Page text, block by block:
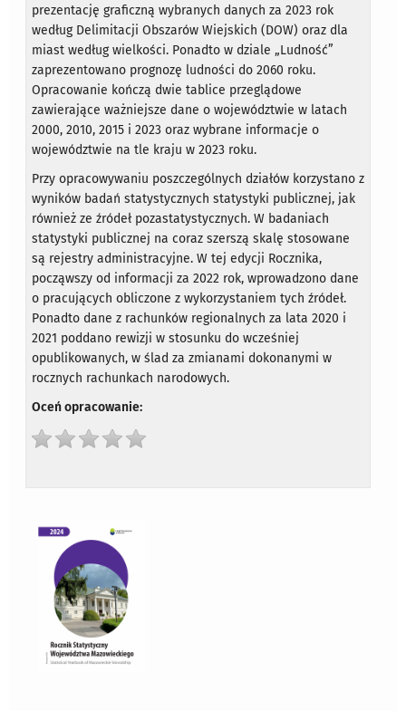
prezentację graficzną wybranych danych za 2023 rok
według Delimitacji Obszarów Wiejskich (DOW) oraz dla
miast według wielkości. Ponadto w dziale „Ludność”
zaprezentowano prognozę ludności do 2060 roku.
Opracowanie kończą dwie tablice przeglądowe
zawierające ważniejsze dane o województwie w latach
2000, 2010, 2015 i 2023 oraz wybrane informacje o
województwie na tle kraju w 2023 roku.
Przy opracowywaniu poszczególnych działów korzystano z
wyników badań statystycznych statystyki publicznej, jak
również ze źródeł pozastatystycznych. W badaniach
statystyki publicznej na coraz szerszą skalę stosowane
są rejestry administracyjne. W tej edycji Rocznika,
począwszy od informacji za 2022 rok, wprowadzono dane
o pracujących obliczone z wykorzystaniem tych źródeł.
Ponadto dane z rachunków regionalnych za lata 2020 i
2021 poddano rewizji w stosunku do wcześniej
opublikowanych, w ślad za zmianami dokonanymi w
rocznych rachunkach narodowych.
Oceń opracowanie: